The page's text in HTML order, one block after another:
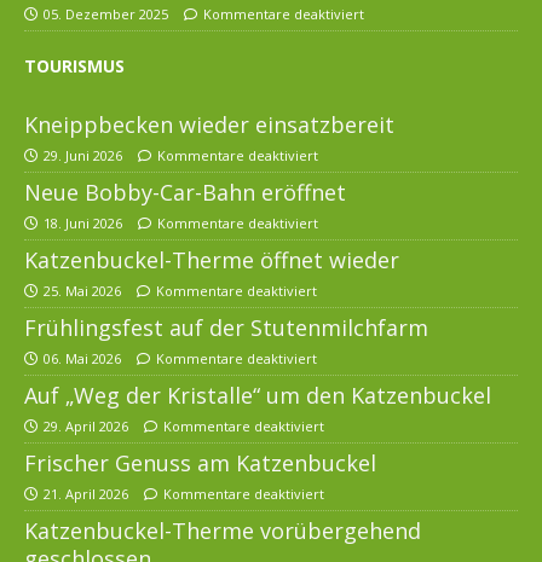
05. Dezember 2025 Kommentare deaktiviert
TOURISMUS
Kneippbecken wieder einsatzbereit
29. Juni 2026 Kommentare deaktiviert
Neue Bobby-Car-Bahn eröffnet
18. Juni 2026 Kommentare deaktiviert
Katzenbuckel-Therme öffnet wieder
25. Mai 2026 Kommentare deaktiviert
Frühlingsfest auf der Stutenmilchfarm
06. Mai 2026 Kommentare deaktiviert
Auf „Weg der Kristalle“ um den Katzenbuckel
29. April 2026 Kommentare deaktiviert
Frischer Genuss am Katzenbuckel
21. April 2026 Kommentare deaktiviert
Katzenbuckel-Therme vorübergehend